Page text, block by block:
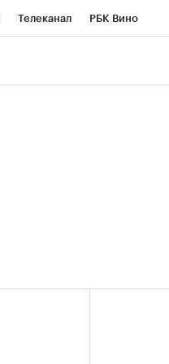
Телеканал РБК Вино